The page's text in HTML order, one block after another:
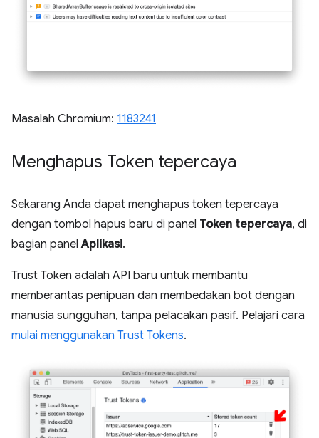
Masalah Chromium: 1183241
Menghapus Token tepercaya
Sekarang Anda dapat menghapus token tepercaya
dengan tombol hapus baru di panel Token tepercaya, di
bagian panelAplikasi.
Trust Token adalah API baru untuk membantu
memberantas penipuan dan membedakan bot dengan
manusia sungguhan, tanpa pelacakan pasif. Pelajari cara
mulai menggunakan Trust Tokens.